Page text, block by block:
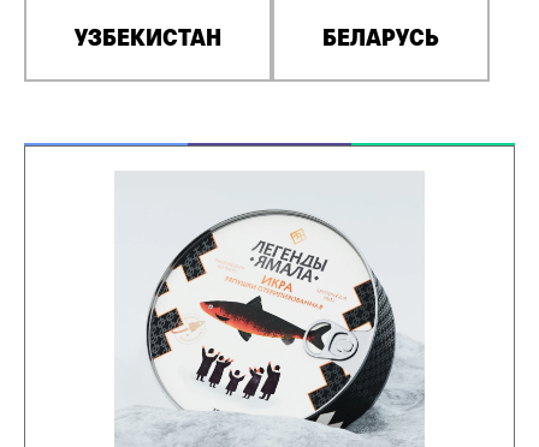
УЗБЕКИСТАН БЕЛАРУСЬ